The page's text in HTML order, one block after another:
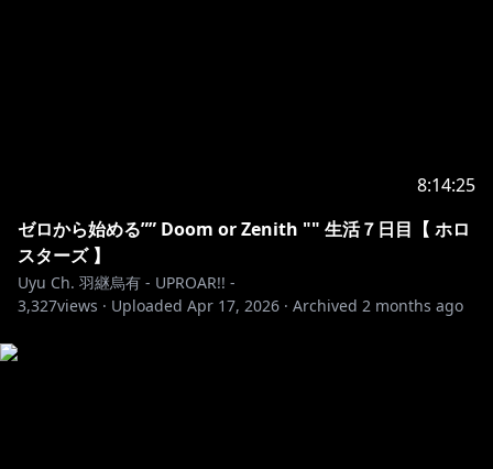
8:14:25
ゼロから始める”” Doom or Zenith "" 生活７日目【 ホロ
スターズ 】
Uyu Ch. 羽継烏有 - UPROAR!! -
3,327views · Uploaded Apr 17, 2026 · Archived 2 months ago